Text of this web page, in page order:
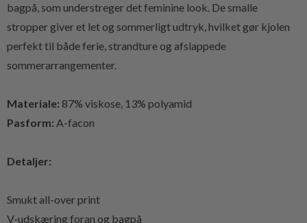
bagpå, som understreger det feminine look. De smalle
stropper giver et let og sommerligt udtryk, hvilket gør kjolen
perfekt til både ferie, strandture og afslappede
sommerarrangementer.
Materiale: 87% viskose, 13% polyamid
Pasform: A-facon
Detaljer:
Smukt all-over print
V-udskæring foran og bagpå